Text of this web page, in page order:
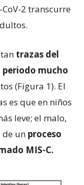
2 transcurre
trazas del
mucho
(Figura 1). El
es que en niños
leve; el malo,
de un proceso
MIS-C.